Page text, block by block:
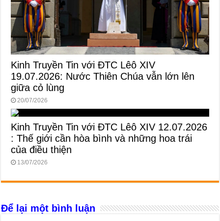
Kinh Truyền Tin với ĐTC Lêô XIV
19.07.2026: Nước Thiên Chúa vẫn lớn lên
giữa cỏ lùng
20/07/2026
Kinh Truyền Tin với ĐTC Lêô XIV 12.07.2026
: Thế giới cần hòa bình và những hoa trái
của điều thiện
13/07/2026
Để lại một bình luận